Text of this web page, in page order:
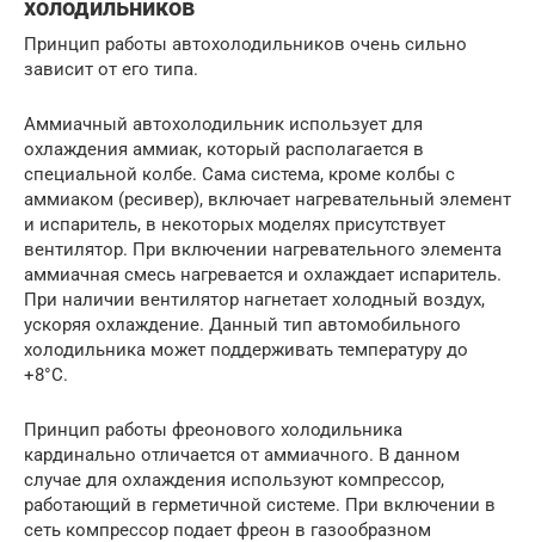
холодильников
Принцип работы автохолодильников очень сильно
зависит от его типа.
Аммиачный автохолодильник использует для
охлаждения аммиак, который располагается в
специальной колбе. Сама система, кроме колбы с
аммиаком (ресивер), включает нагревательный элемент
и испаритель, в некоторых моделях присутствует
вентилятор. При включении нагревательного элемента
аммиачная смесь нагревается и охлаждает испаритель.
При наличии вентилятор нагнетает холодный воздух,
ускоряя охлаждение. Данный тип автомобильного
холодильника может поддерживать температуру до
+8°С.
Принцип работы фреонового холодильника
кардинально отличается от аммиачного. В данном
случае для охлаждения используют компрессор,
работающий в герметичной системе. При включении в
сеть компрессор подает фреон в газообразном